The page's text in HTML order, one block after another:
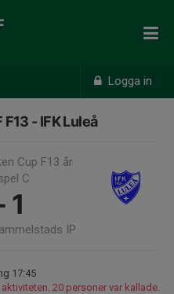
Logga in
- IFK Luleå
Cup F13 år
C
1
IP
17:45
20 personer var kallade.